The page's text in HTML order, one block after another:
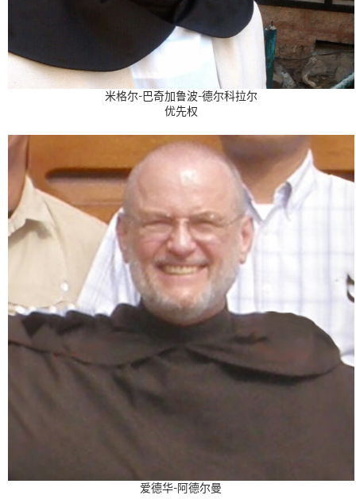
米格尔-巴奇加鲁波-德尔科拉尔
优先权
爱德华-阿德尔曼